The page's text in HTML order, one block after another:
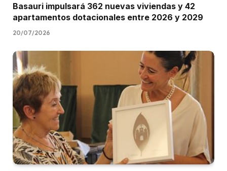
Basauri impulsará 362 nuevas viviendas y 42
apartamentos dotacionales entre 2026 y 2029
20/07/2026